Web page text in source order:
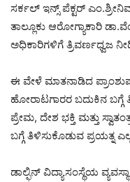
ಸರ್ಕಲ್ ಇನ್ಸ್‌ ಪೆಕ್ಟರ್
ತಾಲ್ಲೂಕು ಆರೋಗ್ಯಾಕಾರಿ
ಅಧಿಕಾರಿಗಳಿಗೆ ತ್ರಿವರ್ಣಧ್ವಜ
ಈ ವೇಳೆ ಮಾತನಾಡಿದ
ಹೋರಾಟಗಾರರ ಬದುಕಿನ ಬಗ್ಗೆ
ಪ್ರೇಮ, ದೇಶ ಭಕ್ತಿ ಮತ್ತು
ಬಗ್ಗೆ ತಿಳಿಸುಕೊಡುವ ಪ್ರಯತ್ನ
ಡಾಲ್ಫಿನ್ ವಿದ್ಯಾಸಂಸ್ಥೆಯ